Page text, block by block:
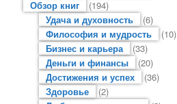
Обзор книг
(194)
Удача и духовность
(6)
Философия и мудрость
(10)
Бизнес и карьера
(33)
Деньги и финансы
(20)
Достижения и успех
(36)
Здоровье
(2)